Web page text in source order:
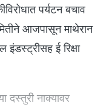
पर्यटन बचाव
आजपासून माथेरान
इंडस्ट्रीसह ई रिक्षा
नाक्यावर